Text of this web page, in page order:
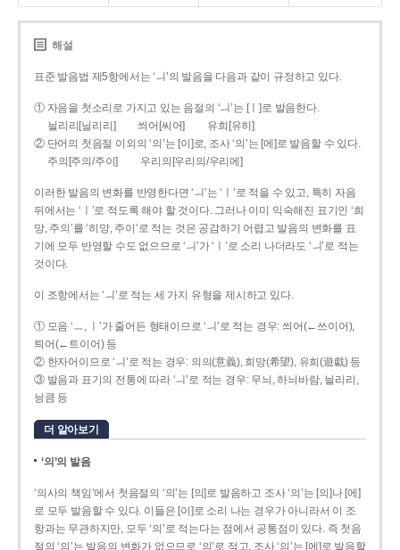
해설
표준 발음법 제5항에서는 ‘ㅢ’의 발음을 다음과 같이 규정하고 있다.
① 자음을 첫소리로 가지고 있는 음절의 ‘ㅢ’는 [ㅣ]로 발음한다.
늴리리[닐리리]
씌어[씨어]
유희[유히]
② 단어의 첫음절 이외의 ‘의’는 [이]로, 조사 ‘의’는 [에]로 발음할 수 있다.
주의[주의/주이]
우리의[우리의/우리에]
이러한 발음의 변화를 반영한다면 ‘ㅢ’는 ‘ㅣ’로 적을 수 있고, 특히 자음
뒤에서는 ‘ㅣ’로 적도록 해야 할 것이다. 그러나 이미 익숙해진 표기인 ‘희
망, 주의’를 ‘히망, 주이’로 적는 것은 공감하기 어렵고 발음의 변화를 표
기에 모두 반영할 수도 없으므로 ‘ㅢ’가 ‘ㅣ’로 소리 나더라도 ‘ㅢ’로 적는
것이다.
이 조항에서는 ‘ㅢ’로 적는 세 가지 유형을 제시하고 있다.
① 모음 ‘ㅡ, ㅣ’가 줄어든 형태이므로 ‘ㅢ’로 적는 경우: 씌어(←쓰이어),
틔어(←트이어) 등
② 한자어이므로 ‘ㅢ’로 적는 경우: 의의(意義), 희망(希望), 유희(遊戱) 등
③ 발음과 표기의 전통에 따라 ‘ㅢ’로 적는 경우: 무늬, 하늬바람, 늴리리,
닁큼 등
더 알아보기
‘의’의 발음
‘의사의 책임’에서 첫음절의 ‘의’는 [의]로 발음하고 조사 ‘의’는 [의]나 [에]
로 모두 발음할 수 있다. 이들은 [이]로 소리 나는 경우가 아니라서 이 조
항과는 무관하지만, 모두 ‘의’로 적는다는 점에서 공통점이 있다. 즉 첫음
절의 ‘의’는 발음의 변화가 없으므로 ‘의’로 적고, 조사 ‘의’는 [에]로 발음할